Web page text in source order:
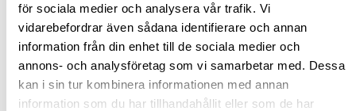
för sociala medier och analysera vår trafik. Vi
vidarebefordrar även sådana identifierare och annan
information från din enhet till de sociala medier och
annons- och analysföretag som vi samarbetar med. Dessa
kan i sin tur kombinera informationen med annan
information som du har tillhandahållit eller som de har
Stockholm butik Slut i lager
Snabba leveranser
Hämta i butik
Ledande leverantör i Sverige